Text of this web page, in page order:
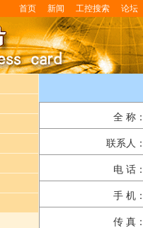
首页 新闻 工控搜索 论坛
全 称：
联系人：
电 话：
手 机：
传 真：